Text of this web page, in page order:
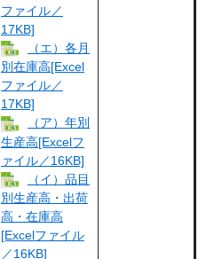
ファイル／
17KB]
（エ）各月
別在庫高[Excel
ファイル／
17KB]
（ア）年別
生産高[Excelフ
ァイル／16KB]
（イ）品目
別生産高・出荷
高・在庫高
[Excelファイル
／16KB]